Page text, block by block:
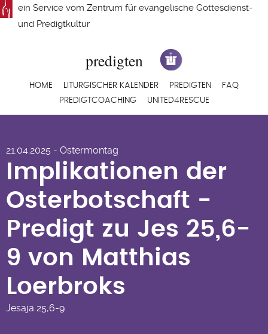
Direkt
zum
ein Service vom Zentrum für evangelische Gottesdienst-
und Predigtkultur
Hauptnavigation
HOME LITURGISCHER KALENDER PREDIGTEN
FAQ
PREDIGTCOACHING
UNITED4RESCUE
Osterbotschaft -
Predigt zu Jes 25,6-9
von Matthias
Loerbroks
21.04.2025 - Ostermontag
Implikationen der
Osterbotschaft -
Predigt zu Jes 25,6-
9 von Matthias
Loerbroks
Jesaja 25,6-9